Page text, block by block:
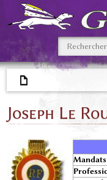
Joseph Le
Mandats